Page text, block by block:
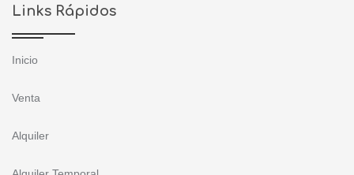
Links Rápidos
Inicio
Venta
Alquiler